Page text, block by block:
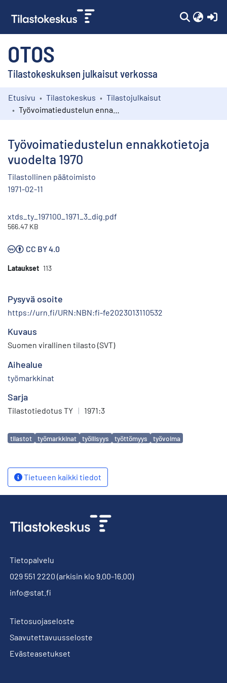
OTOS
Tilastokeskuksen julkaisut verkossa
Kokoelmat
Etusivu Tilastokeskus
Tilastojulkaisut
Työvoimatiedustelun ennakkotietoja
vuodelta 1970
Tilastollinen päätoimisto
1971-02-11
xtds_ty_197100_1971_3_dig.pdf
566.47 KB
CC BY 4.0
Lataukset 113
Pysyvä osoite
https://urn.fi/URN:NBN:fi-fe2023013110532
Kuvaus
Suomen virallinen tilasto (SVT)
Aihealue
työmarkkinat
Sarja
Tilastotiedotus TY | 1971:3
Avainsanat
tilastot työmarkkinat työllisyys työttömyys työvoima
Tietueen kaikki tiedot
Tietopalvelu
029 551 2220 (arkisin klo 9.00-16.00)
info@stat.fi
Tietosuojaseloste
Saavutettavuusseloste
Evästeasetukset